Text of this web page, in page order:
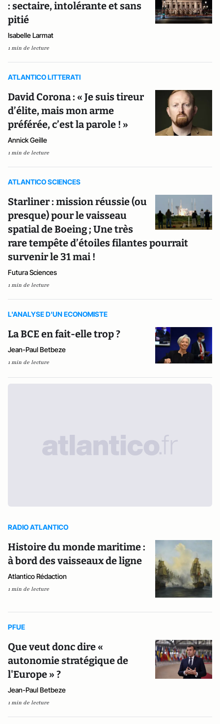
: sectaire, intolérante et sans
pitié
Isabelle Larmat
1 min de lecture
ATLANTICO LITTERATI
David Corona : « Je suis tireur
d’élite, mais mon arme
préférée, c’est la parole ! »
Annick Geille
1 min de lecture
ATLANTICO SCIENCES
Starliner : mission réussie (ou
presque) pour le vaisseau
spatial de Boeing ; Une très
rare tempête d’étoiles filantes pourrait
survenir le 31 mai !
Futura Sciences
1 min de lecture
L'ANALYSE D'UN ECONOMISTE
La BCE en fait-elle trop ?
Jean-Paul Betbeze
1 min de lecture
RADIO ATLANTICO
Histoire du monde maritime :
à bord des vaisseaux de ligne
Atlantico Rédaction
1 min de lecture
PFUE
Que veut donc dire «
autonomie stratégique de
l'Europe » ?
Jean-Paul Betbeze
1 min de lecture